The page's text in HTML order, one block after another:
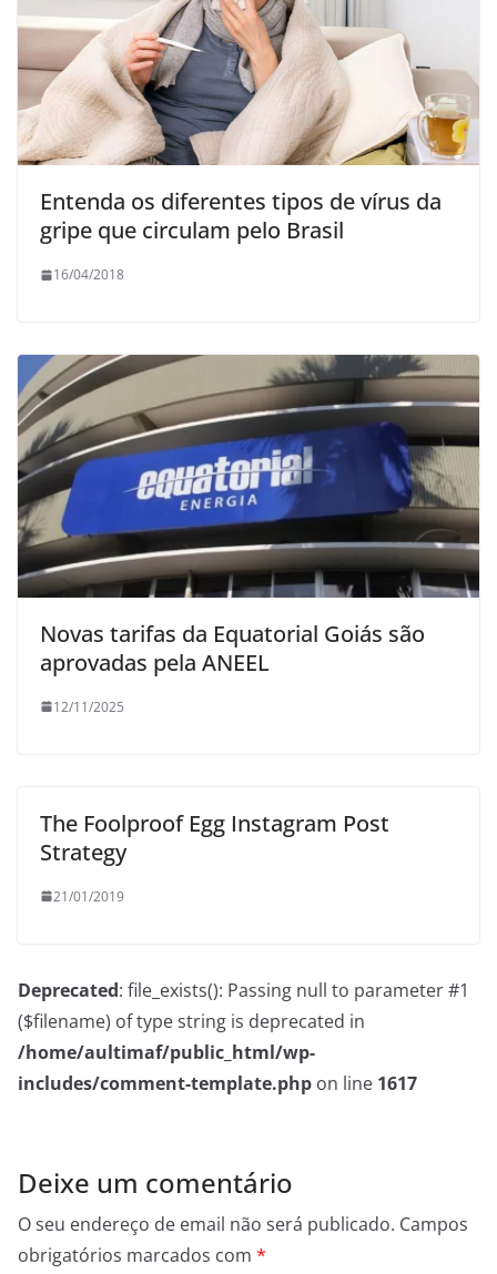
Entenda os diferentes tipos de vírus da
gripe que circulam pelo Brasil
16/04/2018
Novas tarifas da Equatorial Goiás são
aprovadas pela ANEEL
12/11/2025
The Foolproof Egg Instagram Post
Strategy
21/01/2019
Deprecated: file_exists(): Passing null to parameter #1
($filename) of type string is deprecated in
/home/aultimaf/public_html/wp-
includes/comment-template.php on line 1617
Deixe um comentário
O seu endereço de email não será publicado. Campos
obrigatórios marcados com *